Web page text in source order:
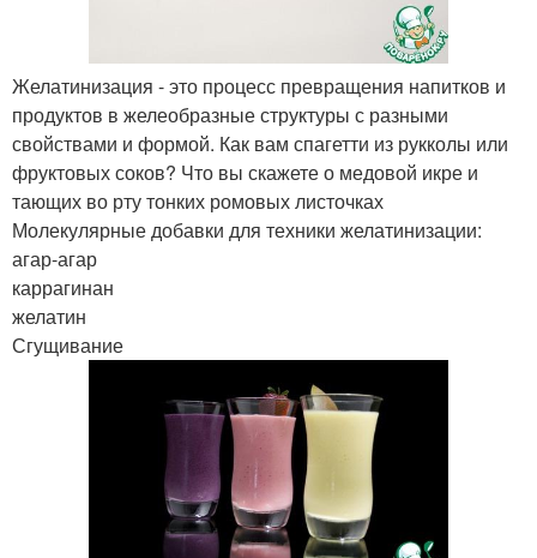
Желатинизация - это процесс превращения напитков и
продуктов в желеобразные структуры с разными
свойствами и формой. Как вам спагетти из рукколы или
фруктовых соков? Что вы скажете о медовой икре и
тающих во рту тонких ромовых листочках
Молекулярные добавки для техники желатинизации:
агар-агар
каррагинан
желатин
Сгущивание